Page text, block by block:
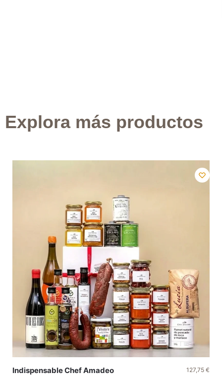
Explora más productos
Indispensable Chef Amadeo 127,75 €